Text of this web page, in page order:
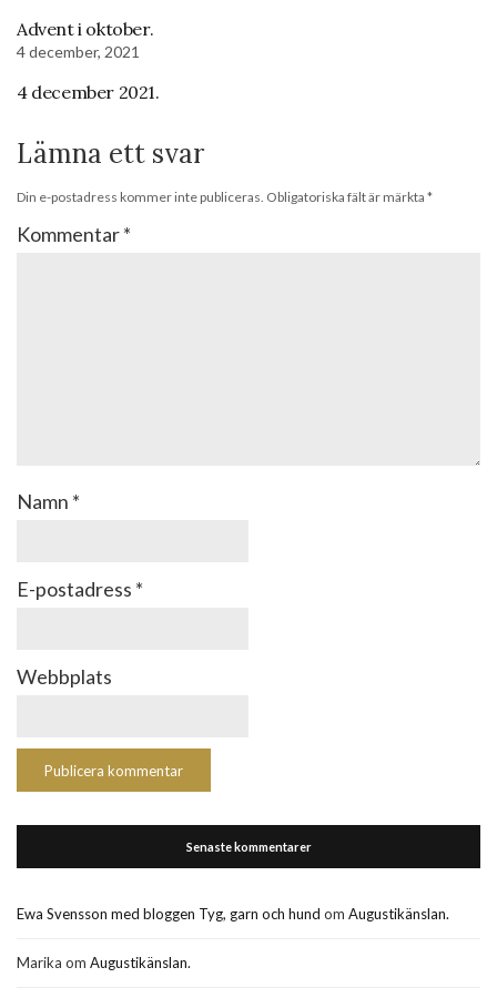
Advent i oktober.
4 december, 2021
4 december 2021.
Lämna ett svar
Din e-postadress kommer inte publiceras. Obligatoriska fält är märkta *
Kommentar*
Namn *
E-postadress *
Webbplats
Senaste kommentarer
Ewa Svensson med bloggen Tyg, garn och hund om Augustikänslan.
Marika om Augustikänslan.